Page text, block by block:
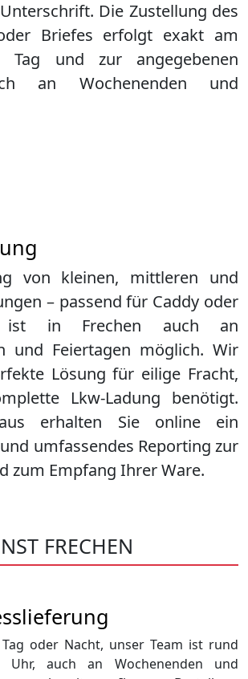
Die Zustellung des
Briefes erfolgt exakt am
Tag und zur angegebenen
an Wochenenden und
von kleinen, mittleren und
– passend für Caddy oder
ist in Frechen auch an
und Feiertagen möglich. Wir
Lösung für eilige Fracht,
Lkw-Ladung benötigt.
erhalten Sie online ein
umfassendes Reporting zur
zum Empfang Ihrer Ware.
FRECHEN
oder Nacht, unser Team ist rund
auch an Wochenenden und